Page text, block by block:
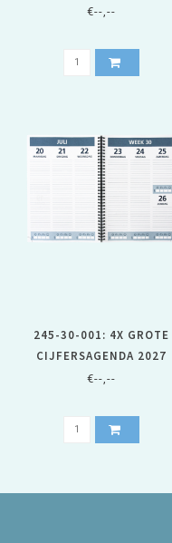
OP SCHILD 20276
€--,--
245-30-001: 4X GROTE
CIJFERSAGENDA 2027
€--,--